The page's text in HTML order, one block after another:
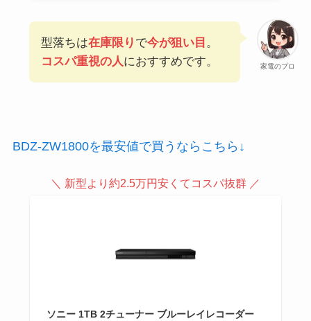
家電のプロ
型落ちは在庫限り で今が狙い目 。
コスパ重視の人におすすめです。
BDZ-ZW1800を最安値で買うならこちら↓
＼ 新型より約2.5万円安くてコスパ抜群 ／
ソニー 1TB 2チューナー ブルーレイレコーダー